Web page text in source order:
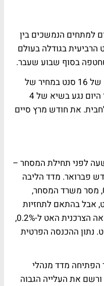
למתחים הנמשכים בין
הרביעית בגודלה בעולם
החוזה על מחיר הנפט סגר בירידה של 16 סנט במחיר של
65.87 דולר לחבית, אחרי שבמהך היום נגע בשיא של 4
של 66.55 דולר לחבית. את חודש מרץ סיים
לפני תחילת המסחר –
פברואר. מדד הליבה
של הצריכה האישית עלה ב-0.3%, מסר משרד המסחר,
אבל בהתאם לתחזיות
הכלכלנים. מצד שני, הגידול בהוצאה הצרכנית האט ל-0.2%,
נתון ההכנסה הפרטית
מדד מנהלי
את העלייה הגבוה